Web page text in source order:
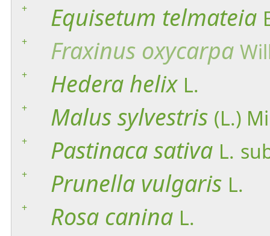
+ Equisetum telmateia
+ Fraxinus oxycarpa
+ Hedera helix L.
+ Malussylvestris (L.)
+ Pastinacasativa L.
+ Prunella vulgaris L.
+ Rosa canina L.